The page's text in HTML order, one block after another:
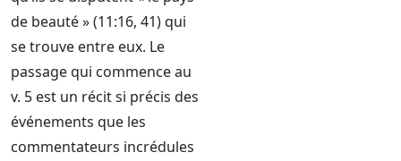
de beauté » (11:16, 41) qui
se trouve entre eux. Le
passage qui commence au
v. 5 est un récit si précis des
événements que les
commentateurs incrédules